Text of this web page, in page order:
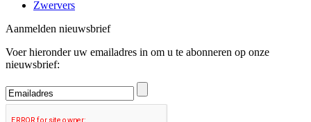
Zwervers
Aanmelden nieuwsbrief
Voer hieronder uw emailadres in om u te abonneren op onze
nieuwsbrief: